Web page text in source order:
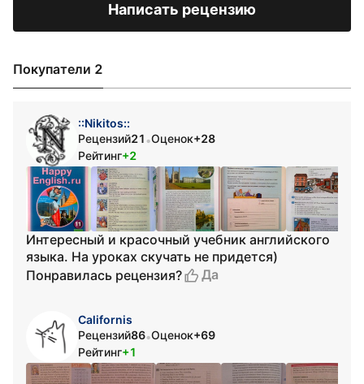
Написать рецензию
Покупатели 2
::Nikitos::
Рецензий21 •Оценок+28
Рейтинг+2
Интересный и красочный учебник английского
языка. На уроках скучать не придется)
Понравилась рецензия?
Да
Californis
Рецензий86•Оценок+69
Рейтинг+1